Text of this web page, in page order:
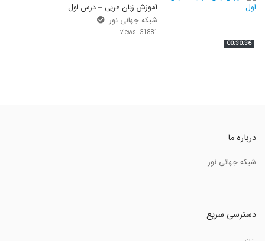
00:30:36
آموزش زبان عربی – درس اول
شبکه جهانی نور
31881 views
درباره ما
شبکه جهانی نور
دسترسی سریع